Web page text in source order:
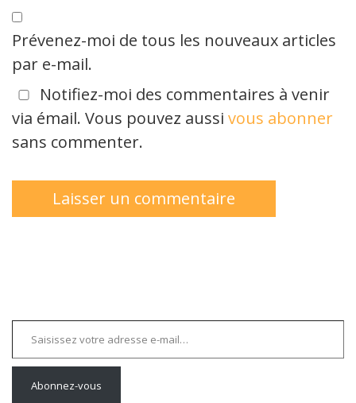
Prévenez-moi de tous les nouveaux articles
par e-mail.
Notifiez-moi des commentaires à venir
via émail. Vous pouvez aussi vous abonner
sans commenter.
Saisissez votre adresse e-mail…
Abonnez-vous